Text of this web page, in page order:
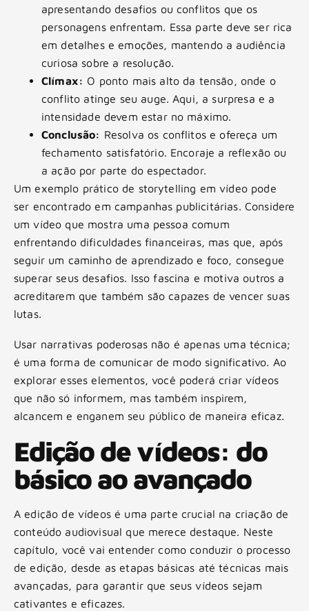
apresentando desafios ou conflitos que os
personagens enfrentam. Essa parte deve ser rica
em detalhes e emoções, mantendo a audiência
curiosa sobre a resolução.
Clímax: O ponto mais alto da tensão, onde o
conflito atinge seu auge. Aqui, a surpresa e a
intensidade devem estar no máximo.
Conclusão: Resolva os conflitos e ofereça um
fechamento satisfatório. Encoraje a reflexão ou
a ação por parte do espectador.
Um exemplo prático de storytelling em vídeo pode
ser encontrado em campanhas publicitárias. Considere
um vídeo que mostra uma pessoa comum
enfrentando dificuldades financeiras, mas que, após
seguir um caminho de aprendizado e foco, consegue
superar seus desafios. Isso fascina e motiva outros a
acreditarem que também são capazes de vencer suas
lutas.
Usar narrativas poderosas não é apenas uma técnica;
é uma forma de comunicar de modo significativo. Ao
explorar esses elementos, você poderá criar vídeos
que não só informem, mas também inspirem,
alcancem e enganem seu público de maneira eficaz.
Edição de vídeos: do
básico ao avançado
A edição de vídeos é uma parte crucial na criação de
conteúdo audiovisual que merece destaque. Neste
capítulo, você vai entender como conduzir o processo
de edição, desde as etapas básicas até técnicas mais
avançadas, para garantir que seus vídeos sejam
cativantes e eficazes.